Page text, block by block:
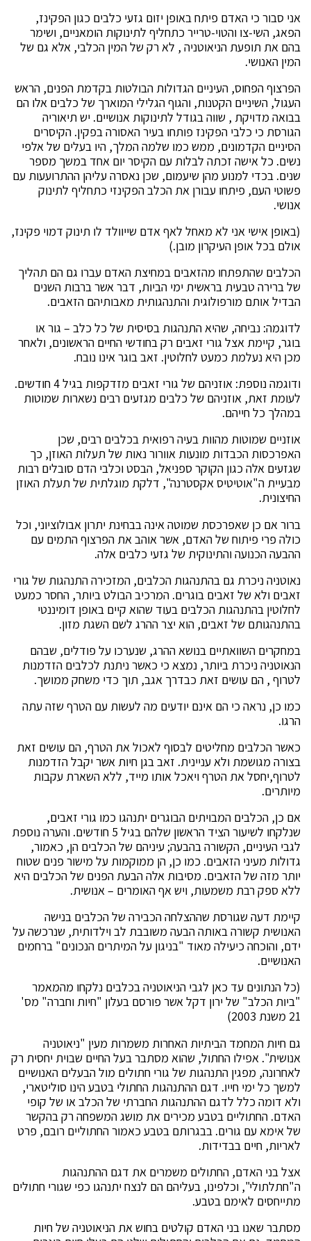
אני סבור כי האדם פיתח באופן יזום גזעי כלבים כגון הפקינז,
הפאג, השי-צו והטוי-טרייר כתחליף לתינוקות הומאניים, ושימר
בהם את תופעת הניאוטניה , לא רק של המין הכלבי, אלא גם של
המין האנושי.
הפרצוף הפחוס, העיניים הגדולות הבולטות בקדמת הפנים, הראש
העגול, השיניים הקטנות, והגוף הגלילי המוארך של כלבים אלו הם
בבואה מדויקת , שווה בגודל לתינוקות אנושיים. יש תיאוריה
הגורסת כי כלבי הפקינז פותחו בעיר האסורה בפקין. הקיסרים
הסיניים הקדמונים, ממש כמו שלמה המלך, היו בעלים של אלפי
נשים. כל אישה זכתה לבלות עם הקיסר יום אחד במשך מספר
שנים. בכדי למנוע מהן שיעמום, שכן נאסרה עליהן ההתרועעות עם
פשוטי העם, פיתחו עבורן את הכלב הפקינזי כתחליף לתינוק
אנושי.
(באופן אישי אני לא מאחל לאף אדם שייוולד לו תינוק דמוי פקינז,
אולם בכל אופן העיקרון מובן.)
הכלבים שהתפתחו מהזאבים במחיצת האדם עברו גם הם תהליך
של ברירה טבעית בראשית ימי הביות, דבר אשר ברבות השנים
הבדיל אותם מורפולוגית והתנהגותית מאבותיהם הזאבים.
לדוגמה: נביחה, שהיא התנהגות בסיסית של כל כלב – גור או
בוגר, קיימת אצל גורי זאבים רק בחודשי החיים הראשונים, ולאחר
מכן היא נעלמת כמעט לחלוטין. זאב בוגר אינו נובח.
ודוגמה נוספת: אוזניהם של גורי זאבים מזדקפות בגיל 4 חודשים.
לעומת זאת, אוזניהם של כלבים מגזעים רבים נשארות שמוטות
במהלך כל חייהם.
אוזניים שמוטות מהוות בעיה רפואית בכלבים רבים, שכן
האפרכסות הכבדות מונעות אוורור נאות של תעלות האוזן, כך
שגזעים אלה כגון הקוקר ספניאל, הבסט וכלבי הדם סובלים רבות
מבעיית ה"אוטיטיס אקסטרנה", דלקת מוגלתית של תעלת האוזן
החיצונית.
ברור אם כן שאפרכסת שמוטה אינה בבחינת יתרון אבולוציוני, וכל
כולה פרי פיתוח של האדם, אשר אוהב את הפרצוף התמים עם
ההבעה הכנועה והתינוקית של גזעי כלבים אלה.
נאוטניה ניכרת גם בהתנהגות הכלבים, המזכירה התנהגות של גורי
זאבים ולא של זאבים בוגרים. המרכיב הבולט ביותר, החסר כמעט
לחלוטין בהתנהגות הכלבים בעוד שהוא קיים באופן דומיננטי
בהתנהגותם של זאבים, הוא יצר ההרג לשם השגת מזון.
במחקרים השוואתיים בנושא ההרג, שנערכו על פודלים, שבהם
הנאוטניה ניכרת ביותר, נמצא כי כאשר ניתנת לכלבים הזדמנות
לטרוף , הם עושים זאת כבדרך אגב, תוך כדי משחק ממושך.
כמו כן, נראה כי הם אינם יודעים מה לעשות עם הטרף שזה עתה
הרגו.
כאשר הכלבים מחליטים לבסוף לאכול את הטרף, הם עושים זאת
בצורה מגושמת ולא עניינית. זאב בגן חיות אשר יקבל הזדמנות
לטרוף,יחסל את הטרף ויאכל אותו מייד, ללא השארת עקבות
מיותרים.
אם כן, הכלבים המבויתים הבוגרים יתנהגו כמו גורי זאבים,
שנלקחו לשיעור הציד הראשון שלהם בגיל 5 חודשים. והערה נוספת
לגבי העיניים, הקשורה בהבעה; עיניהם של הכלבים הן, כאמור,
גדולות מעיני הזאבים. כמו כן, הן ממוקמות על מישור פנים שטוח
יותר מזה של הזאבים. מסיבות אלה הבעת הפנים של הכלבים היא
ללא ספק רבת משמעות, ויש אף האומרים – אנושית.
קיימת דעה שגורסת שההצלחה הכבירה של הכלבים בנישה
האנושית קשורה באותה הבעה משובבת לב וילדותית, שנרכשה על
ידם, והוכחה כיעילה מאוד "בניגון על המיתרים הנכונים" ברחמים
האנושיים.
(כל הנתונים עד כאן לגבי הניאוטניה בכלבים נלקחו מהמאמר
"ביות הכלב" של ירון דקל אשר פורסם בעלון "חיות וחברה" מס'
21 משנת 2003)
גם חיות המחמד הביתיות האחרות משמרות מעין "ניאוטניה
אנושית". אפילו החתול, שהוא מסתבר בעל החיים שבוית יחסית רק
לאחרונה, מפגין התנהגות של גורי חתולים מול הבעלים האנושיים
למשך כל ימי חייו. דגם ההתנהגות החתולי בטבע הינו סוליטארי,
ולא דומה כלל לדגם ההתנהגות החברתי של הכלב או של קופי
האדם. החתוליים בטבע מכירים את מושג המשפחה רק בהקשר
של אימא עם גורים. בבגרותם בטבע כאמור החתוליים רובם, פרט
לאריות, חיים בבדידות.
אצל בני האדם, החתולים משמרים את דגם ההתנהגות
ה"חתלתולי", וכלפינו, בעליהם הם לנצח יתנהגו כפי שגורי חתולים
מתייחסים לאימם בטבע.
מסתבר שאנו בני האדם קולטים בחוש את הניאוטניה של חיות